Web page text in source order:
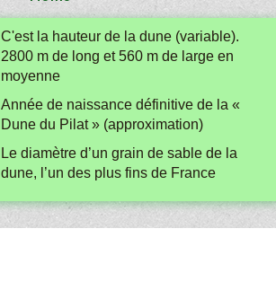
C'est la hauteur de la dune (variable).
2800 m de long et 560 m de large en
moyenne
Année de naissance définitive de la «
Dune du Pilat » (approximation)
Le diamètre d’un grain de sable de la
dune, l’un des plus fins de France